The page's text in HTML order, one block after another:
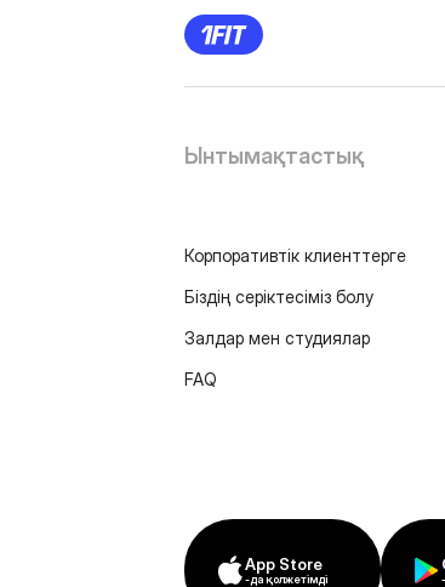
Ынтымақтастық
Корпоративтік клиенттерге
Біздің серіктесіміз болу
Залдар мен студиялар
FAQ
App Store
-да қолжетімді